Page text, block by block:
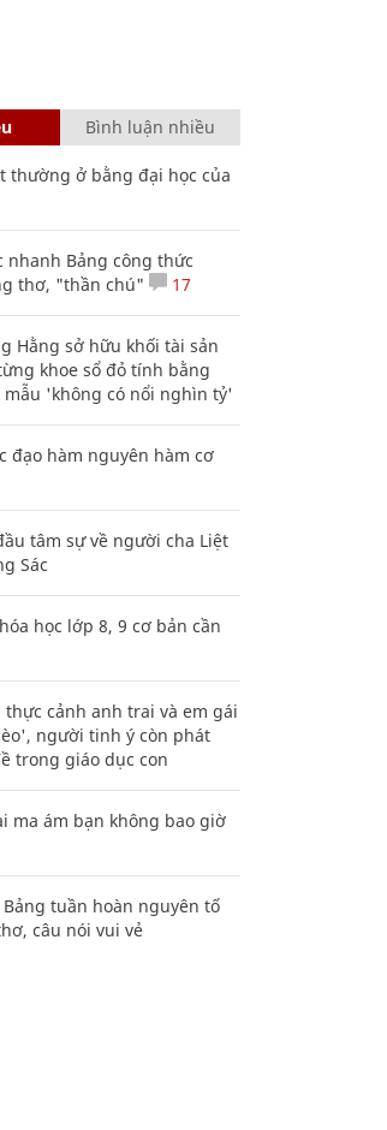
Bình luận nhiều
thường ở bằng đại học của
nhanh Bảng công thức
thơ, "thần chú"
17
Hằng sở hữu khối tài sản
khoe sổ đỏ tính bằng
mẫu 'không có nổi nghìn tỷ'
đạo hàm nguyên hàm cơ
tâm sự về người cha Liệt
Sác
học lớp 8, 9 cơ bản cần
thực cảnh anh trai và em gái
người tinh ý còn phát
trong giáo dục con
ma ám bạn không bao giờ
tuần hoàn nguyên tố
câu nói vui vẻ